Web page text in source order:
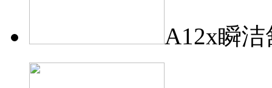
A12x瞬洁